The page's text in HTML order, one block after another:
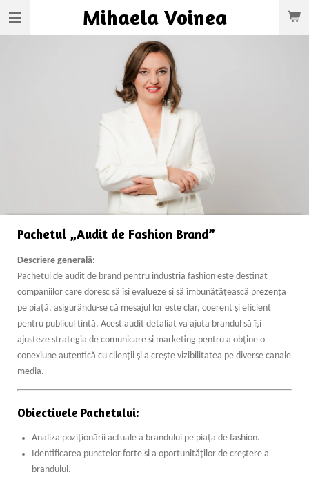
Skip
Mihaela Voinea
Pachetul „Audit de Fashion Brand”
Descriere generală:
Pachetul de audit de brand pentru industria fashion este destinat
companiilor care doresc să își evalueze și să îmbunătățească prezența
pe piață, asigurându-se că mesajul lor este clar, coerent și eficient
pentru publicul țintă. Acest audit detaliat va ajuta brandul să își
ajusteze strategia de comunicare și marketing pentru a obține o
conexiune autentică cu clienții și a crește vizibilitatea pe diverse canale
media.
Obiectivele Pachetului:
Analiza poziționării actuale a brandului pe piața de fashion.
Identificarea punctelor forte și a oportunităților de creștere a
brandului.